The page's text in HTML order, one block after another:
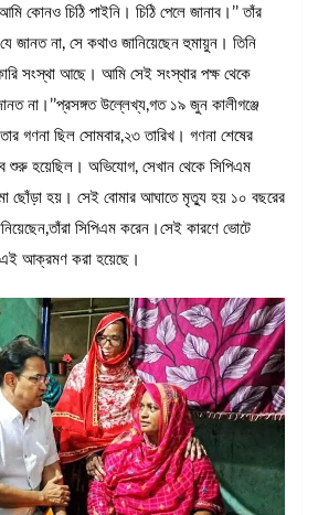
কোনও চিঠি পাইনি। চিঠি পেলে জানাব।’’ তাঁর
জানত না, সে কথাও জানিয়েছেন হুমায়ুন। তিনি
সংস্থা আছে। আমি সেই সংস্থার পক্ষ থেকে
না।’’প্রসঙ্গত উল্লেখ্য,গত ১৯ জুন কালীগঞ্জে
গণনা ছিল সোমবার,২৩ তারিখ। গণনা শেষের
হয়েছিল। অভিযোগ, সেখান থেকে সিপিএম
ছোঁড়া হয়। সেই বোমার আঘাতে মৃত্যু হয় ১০ বছরের
সিপিএম করেন।সেই কারণে ভোটে
এই আক্রমণ করা হয়েছে।